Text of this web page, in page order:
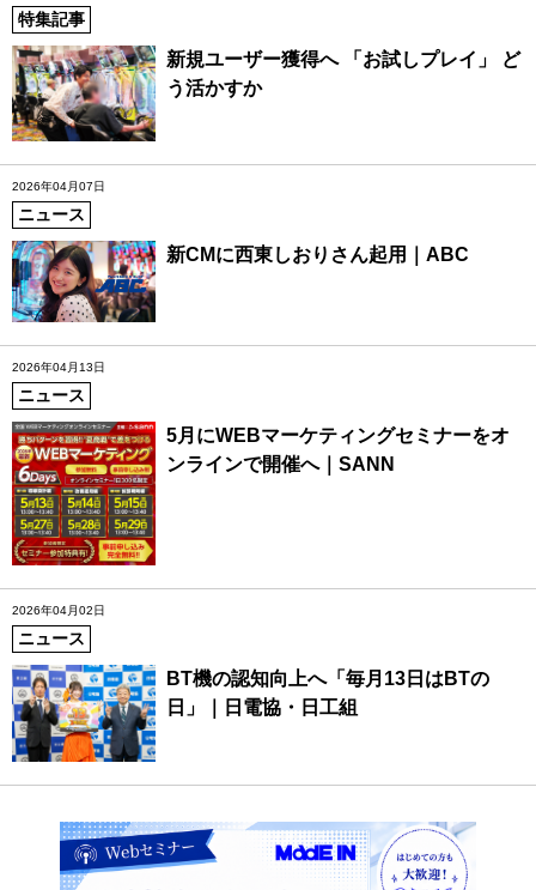
特集記事
新規ユーザー獲得へ 「お試しプレイ」 ど
う活かすか
2026年04月07日
ニュース
新CMに西東しおりさん起用｜ABC
2026年04月13日
ニュース
5月にWEBマーケティングセミナーをオ
ンラインで開催へ｜SANN
2026年04月02日
ニュース
BT機の認知向上へ「毎月13日はBTの
日」｜日電協・日工組